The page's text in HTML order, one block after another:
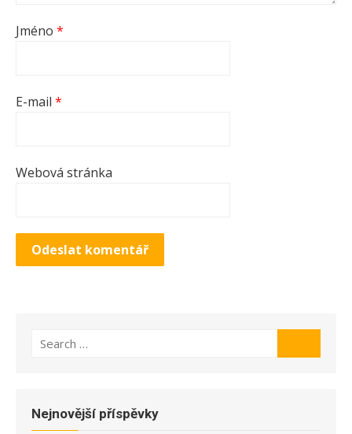
Jméno *
E-mail *
Webová stránka
Nejnovější příspěvky